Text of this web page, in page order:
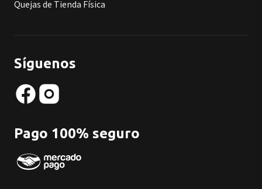
Quejas de Tienda Física
Síguenos
Pago 100% seguro